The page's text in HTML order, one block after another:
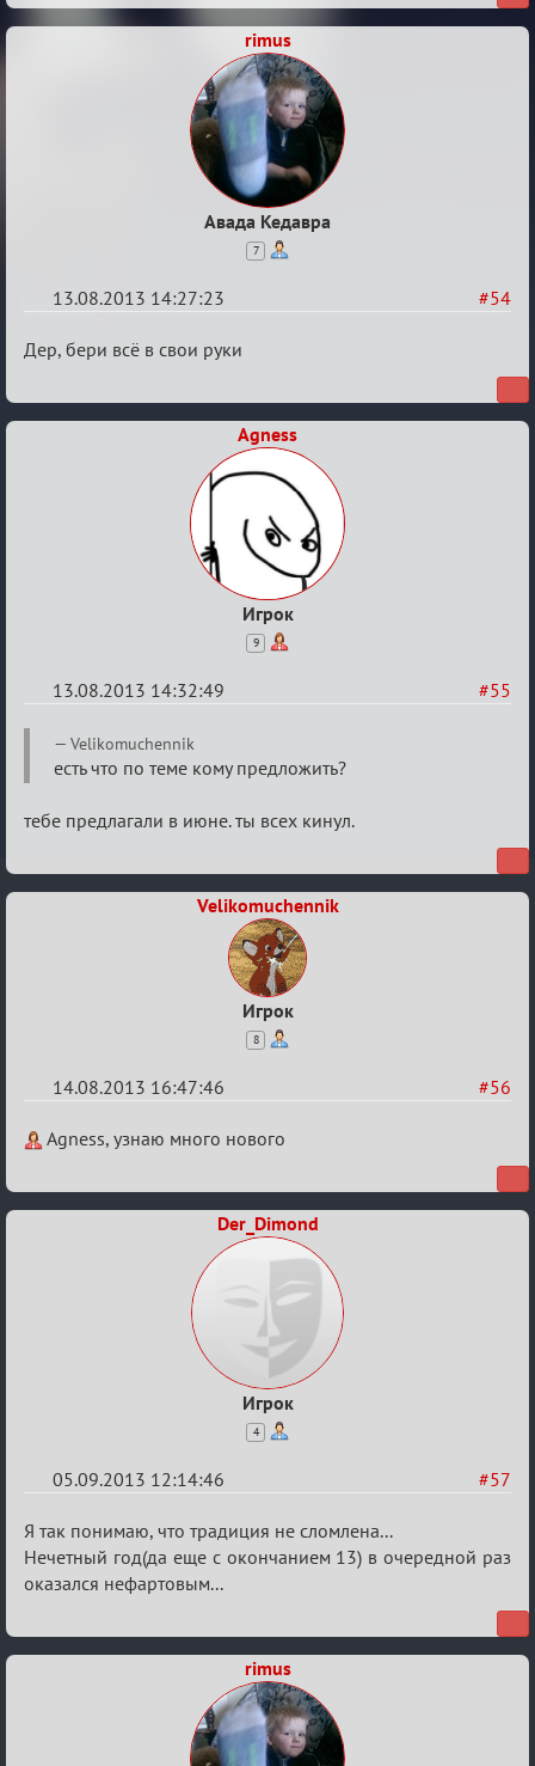
rimus
Авада Кедавра
7
#54
13.08.2013 14:27:23
Re:
2013
Дер, бери всё в свои руки
Agness
Игрок
9
#55
13.08.2013 14:32:49
Re:
Годовщина
2013
Velikomuchennik
есть что по теме кому предложить?
тебе предлагали в июне. ты всех кинул.
Velikomuchennik
Игрок
8
#56
14.08.2013 16:47:46
Re:
2013
Agness, узнаю много нового
Der_Dimond
Игрок
4
#57
05.09.2013 12:14:46
Re:
Годовщина
2013
Я так понимаю, что традиция не сломлена...
Нечетный год(да еще с окончанием 13) в очередной раз
оказался нефартовым...
rimus